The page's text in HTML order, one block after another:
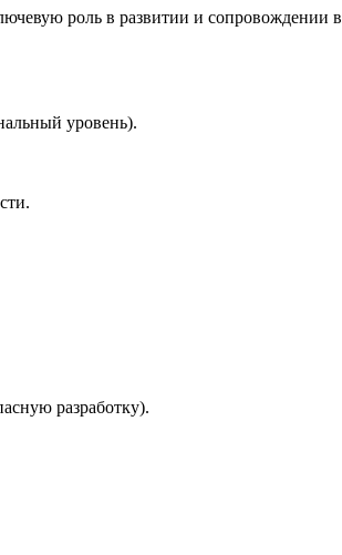
роль в развитии и сопровождении
уровень).
разработку).